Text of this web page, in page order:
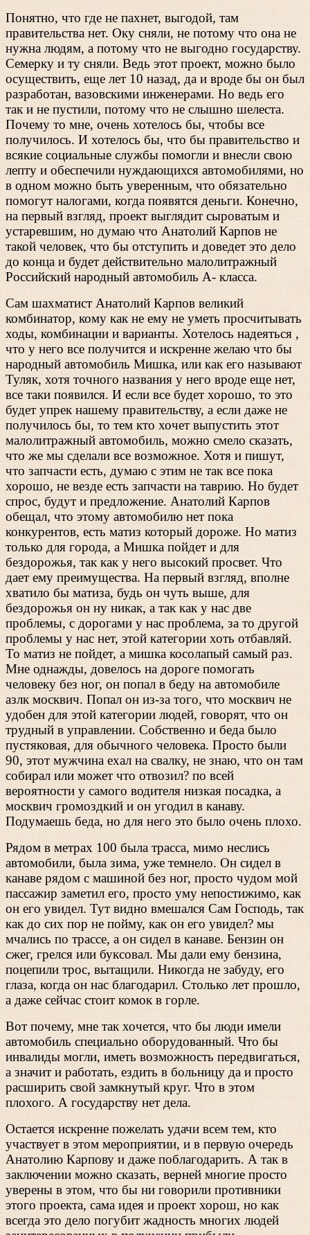
Понятно, что где не пахнет, выгодой, там
правительства нет. Оку сняли, не потому что она не
нужна людям, а потому что не выгодно государству.
Семерку и ту сняли. Ведь этот проект, можно было
осуществить, еще лет 10 назад, да и вроде бы он был
разработан, вазовскими инженерами. Но ведь его
так и не пустили, потому что не слышно шелеста.
Почему то мне, очень хотелось бы, чтобы все
получилось. И хотелось бы, что бы правительство и
всякие социальные службы помогли и внесли свою
лепту и обеспечили нуждающихся автомобилями, но
в одном можно быть уверенным, что обязательно
помогут налогами, когда появятся деньги. Конечно,
на первый взгляд, проект выглядит сыроватым и
устаревшим, но думаю что Анатолий Карпов не
такой человек, что бы отступить и доведет это дело
до конца и будет действительно малолитражный
Российский народный автомобиль А- класса.
Сам шахматист Анатолий Карпов великий
комбинатор, кому как не ему не уметь просчитывать
ходы, комбинации и варианты. Хотелось надеяться ,
что у него все получится и искренне желаю что бы
народный автомобиль Мишка, или как его называют
Туляк, хотя точного названия у него вроде еще нет,
все таки появился. И если все будет хорошо, то это
будет упрек нашему правительству, а если даже не
получилось бы, то тем кто хочет выпустить этот
малолитражный автомобиль, можно смело сказать,
что же мы сделали все возможное. Хотя и пишут,
что запчасти есть, думаю с этим не так все пока
хорошо, не везде есть запчасти на таврию. Но будет
спрос, будут и предложение. Анатолий Карпов
обещал, что этому автомобилю нет пока
конкурентов, есть матиз который дороже. Но матиз
только для города, а Мишка пойдет и для
бездорожья, так как у него высокий просвет. Что
дает ему преимущества. На первый взгляд, вполне
хватило бы матиза, будь он чуть выше, для
бездорожья он ну никак, а так как у нас две
проблемы, с дорогами у нас проблема, за то другой
проблемы у нас нет, этой категории хоть отбавляй.
То матиз не пойдет, а мишка косолапый самый раз.
Мне однажды, довелось на дороге помогать
человеку без ног, он попал в беду на автомобиле
азлк москвич. Попал он из-за того, что москвич не
удобен для этой категории людей, говорят, что он
трудный в управлении. Собственно и беда было
пустяковая, для обычного человека. Просто были
90, этот мужчина ехал на свалку, не знаю, что он там
собирал или может что отвозил? по всей
вероятности у самого водителя низкая посадка, а
москвич громоздкий и он угодил в канаву.
Подумаешь беда, но для него это было очень плохо.
Рядом в метрах 100 была трасса, мимо неслись
автомобили, была зима, уже темнело. Он сидел в
канаве рядом с машиной без ног, просто чудом мой
пассажир заметил его, просто уму непостижимо, как
он его увидел. Тут видно вмешался Сам Господь, так
как до сих пор не пойму, как он его увидел? мы
мчались по трассе, а он сидел в канаве. Бензин он
сжег, грелся или буксовал. Мы дали ему бензина,
поцепили трос, вытащили. Никогда не забуду, его
глаза, когда он нас благодарил. Столько лет прошло,
а даже сейчас стоит комок в горле.
Вот почему, мне так хочется, что бы люди имели
автомобиль специально оборудованный. Что бы
инвалиды могли, иметь возможность передвигаться,
а значит и работать, ездить в больницу да и просто
расширить свой замкнутый круг. Что в этом
плохого. А государству нет дела.
Остается искренне пожелать удачи всем тем, кто
участвует в этом мероприятии, и в первую очередь
Анатолию Карпову и даже поблагодарить. А так в
заключении можно сказать, верней многие просто
уверены в этом, что бы ни говорили противники
этого проекта, сама идея и проект хорош, но как
всегда это дело погубит жадность многих людей